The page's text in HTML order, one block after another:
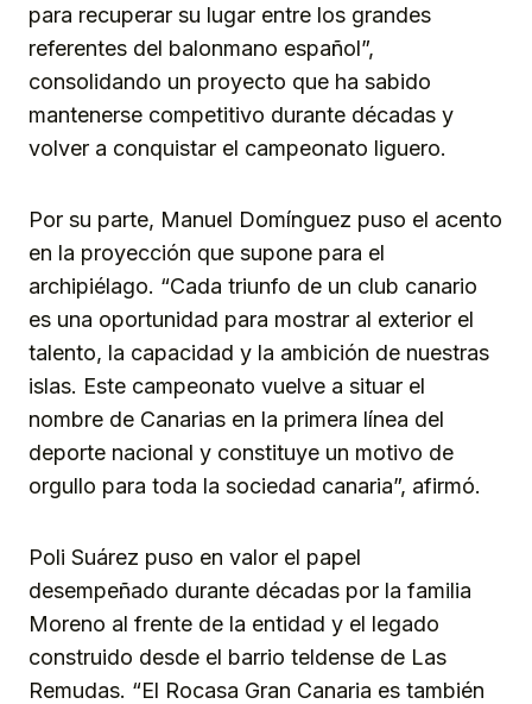
para recuperar su lugar entre los grandes
referentes del balonmano español”,
consolidando un proyecto que ha sabido
mantenerse competitivo durante décadas y
volver a conquistar el campeonato liguero.
Por su parte, Manuel Domínguez puso el acento
en la proyección que supone para el
archipiélago. “Cada triunfo de un club canario
es una oportunidad para mostrar al exterior el
talento, la capacidad y la ambición de nuestras
islas. Este campeonato vuelve a situar el
nombre de Canarias en la primera línea del
deporte nacional y constituye un motivo de
orgullo para toda la sociedad canaria”, afirmó.
Poli Suárez puso en valor el papel
desempeñado durante décadas por la familia
Moreno al frente de la entidad y el legado
construido desde el barrio teldense de Las
Remudas. “El Rocasa Gran Canaria es también